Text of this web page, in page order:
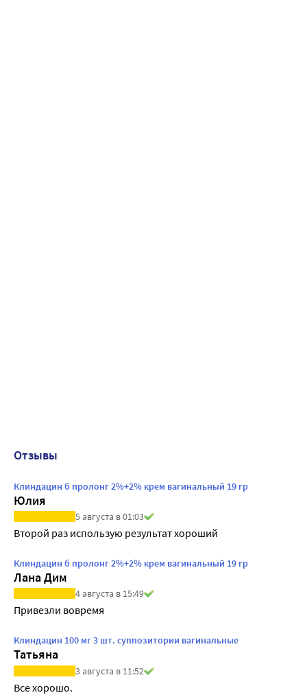
Отзывы
Клиндацин б пролонг 2%+2% крем вагинальный 19 гр
Юлия
5 августа в 01:03
Второй раз использую результат хороший
Клиндацин б пролонг 2%+2% крем вагинальный 19 гр
Лана Дим
4 августа в 15:49
Привезли вовремя
Клиндацин 100 мг 3 шт. суппозитории вагинальные
Татьяна
3 августа в 11:52
Все хорошо.